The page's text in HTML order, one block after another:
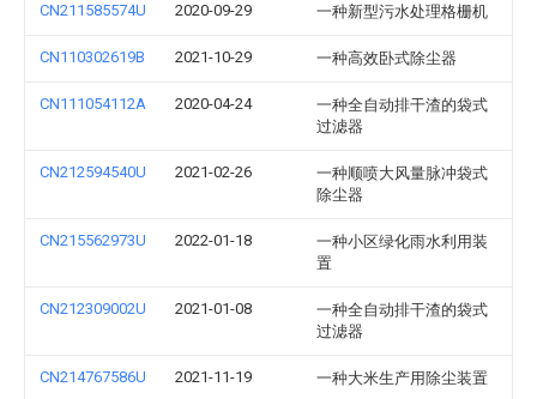
CN211585574U 2020-09-29 一种新型污水处理格栅机
CN110302619B 2021-10-29 一种高效卧式除尘器
CN111054112A 2020-04-24
一种全自动排干渣的袋式
过滤器
CN212594540U 2021-02-26
一种顺喷大风量脉冲袋式
除尘器
CN215562973U 2022-01-18
一种小区绿化雨水利用装
置
CN212309002U 2021-01-08
一种全自动排干渣的袋式
过滤器
CN214767586U 2021-11-19 一种大米生产用除尘装置